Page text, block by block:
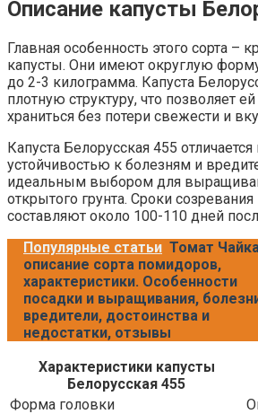
Описание капусты
Главная особенность этого сорта –
капусты. Они имеют округлую
до 2-3 килограмма. Капуста
плотную структуру, что позволяет
храниться без потери свежести и
Капуста Белорусская 455
устойчивостью к болезням и
идеальным выбором для
открытого грунта. Сроки
составляют около 100-110 дней
Популярные статьи Томат
описание сорта помидоров,
характеристики. Особенности
посадки и выращивания,
вредители, достоинства и
недостатки, отзывы
Характеристики капусты
Белорусская 455
Форма головки